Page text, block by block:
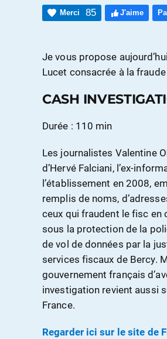
Merci 85 J'aime
Je vous propose
Lucet consacrée à la
CASH
Durée : 110 min
Les journalistes Valentine
d’Hervé Falciani, l’ex-
l’établissement en 2008,
remplis de noms,
ceux qui fraudent le fisc en
sous la protection de la
de vol de données par la
services fiscaux de Bercy.
gouvernement français
investigation revient aussi
France.
Regarder ici sur le site de